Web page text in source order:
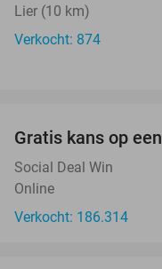
Lier (10 km)
Verkocht: 874
Gratis kans op
Social Deal Win
Online
Verkocht: 186.314